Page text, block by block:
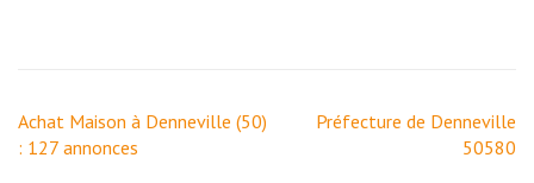
Navigation
de
Achat Maison à Denneville (50)
: 127 annonces
Préfecture de Denneville
50580